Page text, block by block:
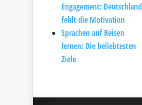
Engagement: Deutschland
fehlt die Motivation
Sprachen auf Reisen
lernen: Die beliebtesten
Ziele